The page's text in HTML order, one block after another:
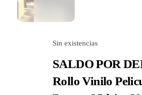
SALDO POR
Rollo Vinilo
Sin existencias